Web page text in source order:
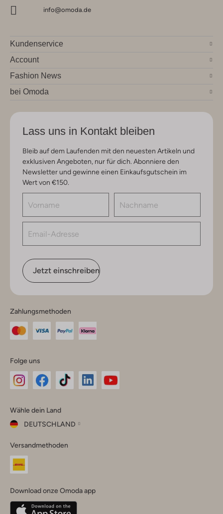
info@omoda.de
Kundenservice
Account
Fashion News
bei Omoda
Lass uns in Kontakt bleiben
Bleib auf dem Laufenden mit den neuesten Artikeln und
exklusiven Angeboten, nur für dich. Abonniere den
Newsletter und gewinne einen Einkaufsgutschein im
Wert von €150.
Jetzt einschreiben
Zahlungsmethoden
Folge uns
Instagram
Facebook
TikTok
Wähle dein Land
DEUTSCHLAND
dein
Land
Belgique(Français)
Versandmethoden
Download onze Omoda app